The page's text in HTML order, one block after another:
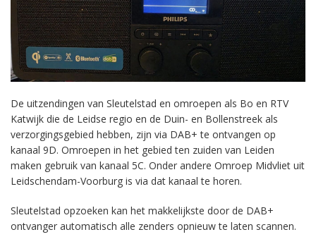
De uitzendingen van Sleutelstad en omroepen als Bo en RTV
Katwijk die de Leidse regio en de Duin- en Bollenstreek als
verzorgingsgebied hebben, zijn via DAB+ te ontvangen op
kanaal 9D. Omroepen in het gebied ten zuiden van Leiden
maken gebruik van kanaal 5C. Onder andere Omroep Midvliet uit
Leidschendam-Voorburg is via dat kanaal te horen.
Sleutelstad opzoeken kan het makkelijkste door de DAB+
ontvanger automatisch alle zenders opnieuw te laten scannen.